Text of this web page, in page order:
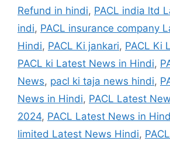
Refund in hindi, PACL india ltd
indi, PACL insurance company
Hindi, PACL Ki jankari, PACL Ki
PACL ki Latest News in Hindi,
News, pacl ki taja news hindi,
News in Hindi, PACL Latest
2024, PACL Latest News in
limited Latest News Hindi,